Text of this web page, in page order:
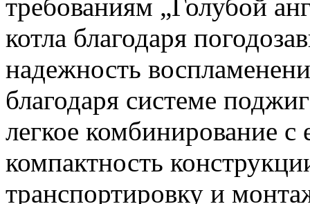
требованиям „Голубой
котла благодаря
надежность
благодаря системе
легкое комбинирование
компактность
транспортировку и